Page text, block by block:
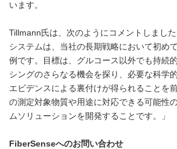
います。
Tillmann氏は、次のようにコメントしまし
システムは、当社の長期戦略において初め
例です。目標は、グルコース以外でも持続
シングのさらなる機会を探り、必要な科学
エビデンスによる裏付けが得られることを
の測定対象物質や用途に対応できる可能性
ムソリューションを開発することです。」
FiberSenseへのお問い合わせ